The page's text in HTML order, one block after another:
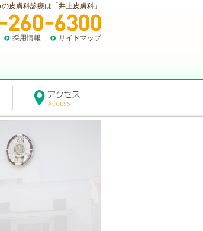
皮膚科診療は「井上皮膚科」
採用情報 サイトマップ